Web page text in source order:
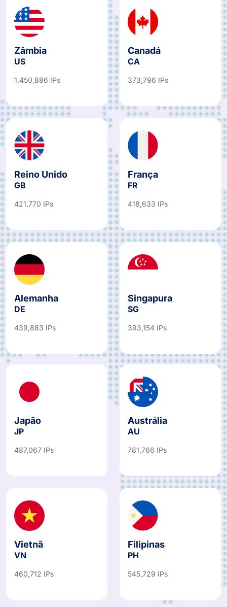
Zâmbia
US
1,450,886 IPs
Canadá
CA
373,796 IPs
Reino Unido
GB
421,770 IPs
França
FR
418,633 IPs
Alemanha
DE
439,883 IPs
Singapura
SG
393,154 IPs
Japão
JP
487,067 IPs
Austrália
AU
781,766 IPs
Vietnã
VN
460,712 IPs
Filipinas
PH
545,729 IPs